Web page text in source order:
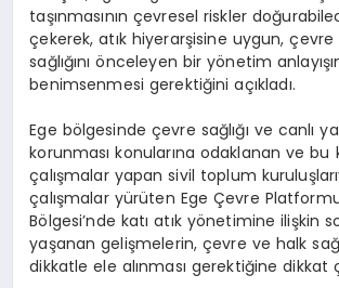
taşınmasının çevresel riskler
çekerek, atık hiyerarşisine uygun,
sağlığını önceleyen bir yönetim
benimsenmesi gerektiğini açıkladı.
Ege bölgesinde çevre sağlığı ve canlı
korunması konularına odaklanan ve bu
çalışmalar yapan sivil toplum
çalışmalar yürüten Ege Çevre Platformu
Bölgesi’nde katı atık yönetimine ilişkin
yaşanan gelişmelerin, çevre ve halk
dikkatle ele alınması gerektiğine dikkat